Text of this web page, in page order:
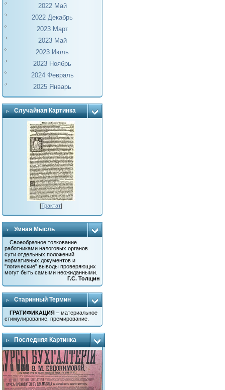
2022 Май
2022 Декабрь
2023 Март
2023 Май
2023 Июль
2023 Ноябрь
2024 Февраль
2025 Январь
Случайная Картинка
[Трактат]
Умная Мысль
Своеобразное толкование
работниками налоговых органов
сути отдельных положений
нормативных документов и
"логические" выводы проверяющих
могут быть самыми неожиданными.
Г.С. Толщин
Старинный Термин
ГРАТИФИКАЦИЯ – материальное
стимулирование, премирование.
Последняя Картинка